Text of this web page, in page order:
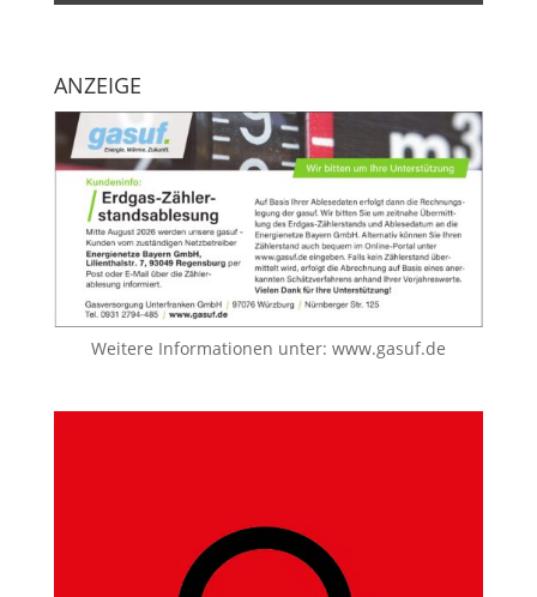
ANZEIGE
Weitere Informationen unter: www.gasuf.de